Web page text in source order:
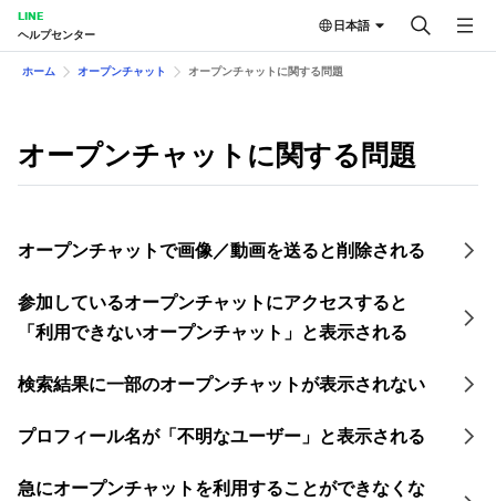
LINE
ヘルプセンター
日本語
ホーム オープンチャット オープンチャットに関する問題
オープンチャットに関する問題
オープンチャットで画像／動画を送ると削除される
参加しているオープンチャットにアクセスすると
「利用できないオープンチャット」と表示される
検索結果に一部のオープンチャットが表示されない
プロフィール名が「不明なユーザー」と表示される
急にオープンチャットを利用することができなくな